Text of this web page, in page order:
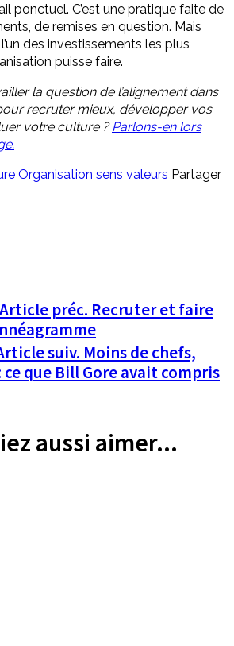
ponctuel. C’est une pratique faite de
de remises en question. Mais
des investissements les plus
puisse faire.
la question de l’alignement dans
recruter mieux, développer vos
votre culture ?Parlons-en lors
Organisation sens valeurs Partager
Article préc. Recruter et faire
suiv. Moins de chefs,
ce que Bill Gore avait compris
aussi aimer...